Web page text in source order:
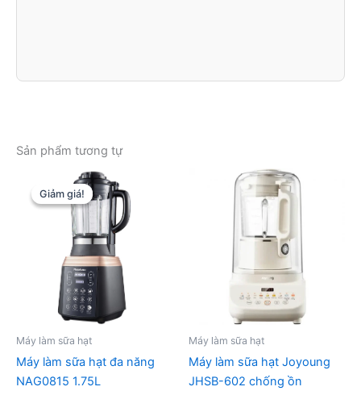
Sản phẩm tương tự
Giảm giá!
Giảm giá!
Máy làm sữa hạt
Máy làm sữa hạt đa năng
NAG0815 1.75L
Máy làm sữa hạt
Máy làm sữa hạt Joyoung
JHSB-602 chống ồn